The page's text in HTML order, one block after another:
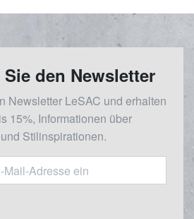
den Newsletter
Newsletter LeSAC und erhalten
15%, Informationen über
Stilinspirationen.